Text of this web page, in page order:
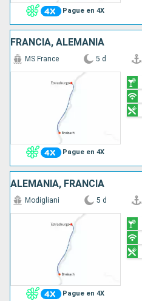
Pague en 4X
FRANCIA, ALEMANIA
Pague en 4X
MS France 5 d
ALEMANIA, FRANCIA
Pague en 4X
Modigliani 5 d